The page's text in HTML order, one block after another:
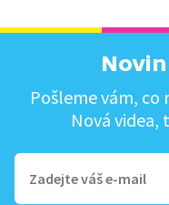
Pošleme vám, co
Nová videa,